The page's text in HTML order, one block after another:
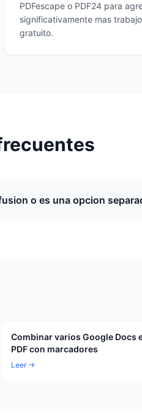
PDFescape o PDF24 para
significativamente mas
gratuito.
o es una opcion
Combinar varios Google Docs
PDF con marcadores
Leer →